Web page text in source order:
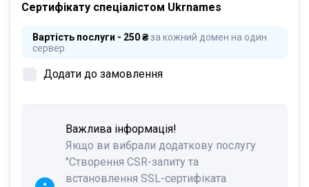
Сертифікату спеціалістом Ukrnames
Додати до замовлення
Вартість послуги - 250 ₴за кожний домен на один
сервер
Важлива інформація!
Якщо ви вибрали додаткову послугу
"Створення CSR-запиту та
встановлення SSL-сертифіката